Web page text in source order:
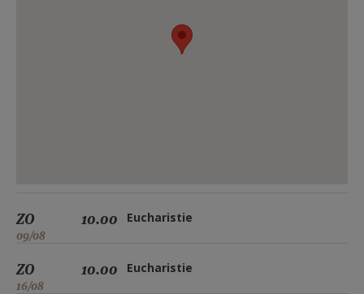
ZO
09/08
10.00 Eucharistie
ZO
16/08
10.00 Eucharistie